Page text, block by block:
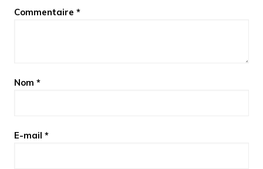
Commentaire *
Nom *
E-mail *